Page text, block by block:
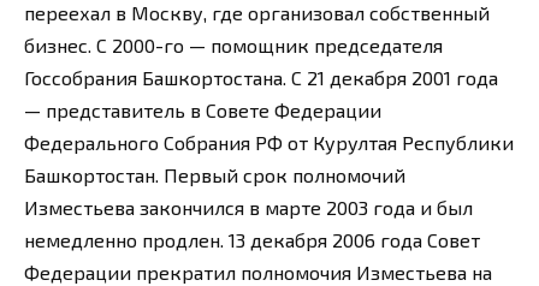
переехал в Москву, где организовал собственный
бизнес. С 2000-го — помощник председателя
Госсобрания Башкортостана. С 21 декабря 2001 года
— представитель в Совете Федерации
Федерального Собрания РФ от Курултая Республики
Башкортостан. Первый срок полномочий
Изместьева закончился в марте 2003 года и был
немедленно продлен. 13 декабря 2006 года Совет
Федерации прекратил полномочия Изместьева на